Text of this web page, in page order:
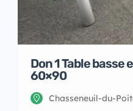
Don 1 Table basse
60×90
Chasseneuil-du-